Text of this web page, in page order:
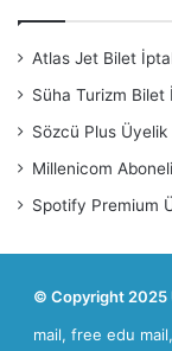
Atlas Jet Bilet
Süha Turizm Bilet
Sözcü Plus Üyelik
Millenicom
Spotify Premium
© Copyright 2025
mail, free edu mail,